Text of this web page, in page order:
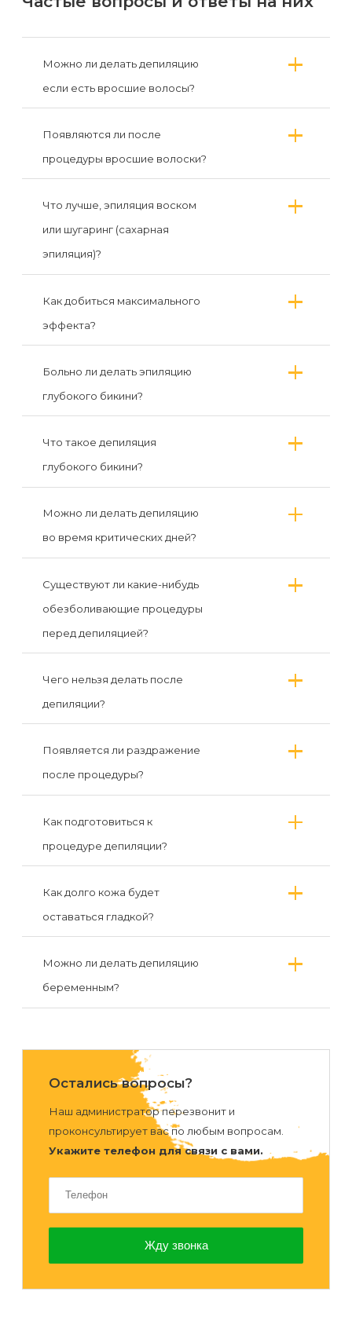
Можно ли делать депиляцию
если есть вросшие волосы?
Появляются ли после
процедуры вросшие волоски?
Что лучше, эпиляция воском
или шугаринг (сахарная
эпиляция)?
Как добиться максимального
эффекта?
Больно ли делать эпиляцию
глубокого бикини?
Что такое депиляция
глубокого бикини?
Можно ли делать депиляцию
во время критических дней?
Существуют ли какие-нибудь
обезболивающие процедуры
перед депиляцией?
Чего нельзя делать после
депиляции?
Появляется ли раздражение
после процедуры?
Как подготовиться к
процедуре депиляции?
Как долго кожа будет
оставаться гладкой?
Можно ли делать депиляцию
беременным?
Остались вопросы?
Наш администратор перезвонит и
проконсультирует вас по любым вопросам.
Укажите телефон для связи с вами.